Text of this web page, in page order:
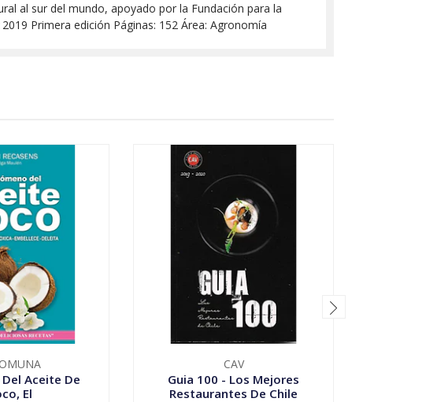
al sur del mundo, apoyado por la Fundación para la
Primera edición Páginas: 152 Área: Agronomía
Aceite De
El
CAV
Guia 100 - Los Mejores
Restaurantes De Chile